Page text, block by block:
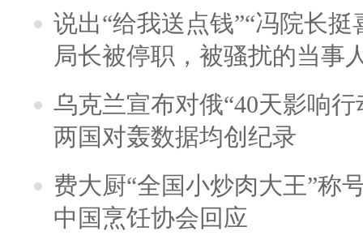
说出“给我送点钱”“冯院长
局长被停职，被骚扰的当事
乌克兰宣布对俄“40天影响
两国对轰数据均创纪录
费大厨“全国小炒肉大王”称
中国烹饪协会回应